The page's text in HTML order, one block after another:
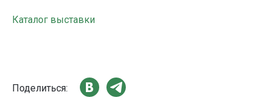
Каталог выставки
Поделиться: